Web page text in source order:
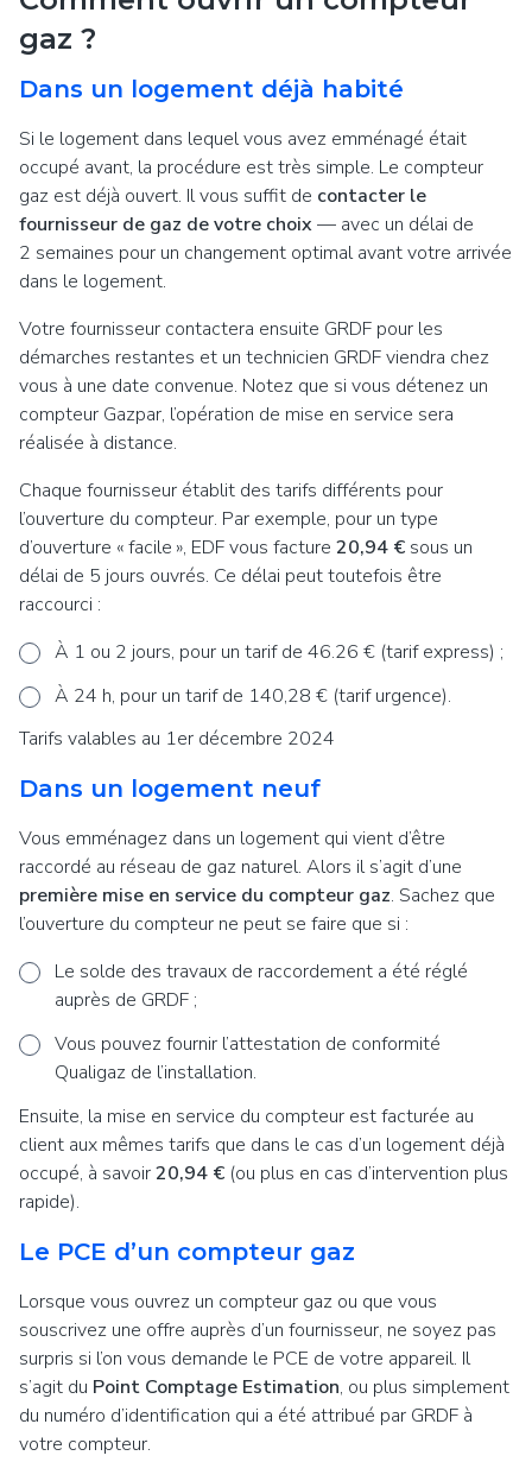
gaz ?
Dans un logement déjà habité
Si le logement dans lequel vous avez emménagé était
occupé avant, la procédure est très simple. Le compteur
gaz est déjà ouvert. Il vous suffit de contacter le
fournisseur de gaz de votre choix— avec un délai de
2 semaines pour un changement optimal avant votre arrivée
dans le logement.
Votre fournisseur contactera ensuite GRDF pour les
démarches restantes et un technicien GRDF viendra chez
vous à une date convenue. Notez que si vous détenez un
compteur Gazpar, l’opération de mise en service sera
réalisée à distance.
Chaque fournisseur établit des tarifs différents pour
l’ouverture du compteur. Par exemple, pour un type
d’ouverture «facile », EDF vous facture 20,94 € sous un
délai de 5 jours ouvrés. Ce délai peut toutefois être
raccourci :
À 1 ou 2 jours, pour un tarif de 46.26 € (tarif express) ;
À 24 h, pour un tarif de 140,28 € (tarif urgence).
Tarifs valables au 1er décembre 2024
Dans un logement neuf
Vous emménagez dans un logement qui vient d’être
raccordé au réseau de gaz naturel. Alors il s’agit d’une
première mise en service du compteur gaz. Sachez que
l’ouverture du compteur ne peut se faire que si :
Le solde des travaux de raccordement a été réglé
auprès de GRDF ;
Vous pouvez fournir l’attestation de conformité
Qualigaz de l’installation.
Ensuite, la mise en service du compteur est facturée au
client aux mêmes tarifs que dans le cas d’un logement déjà
occupé, à savoir20,94 € (ou plus en cas d’intervention plus
rapide).
Le PCE d’un compteur gaz
Lorsque vous ouvrez un compteur gaz ou que vous
souscrivez une offre auprès d’un fournisseur, ne soyez pas
surpris si l’on vous demande le PCE de votre appareil. Il
s’agit du Point Comptage Estimation, ou plus simplement
du numéro d’identification qui a été attribué par GRDF à
votre compteur.